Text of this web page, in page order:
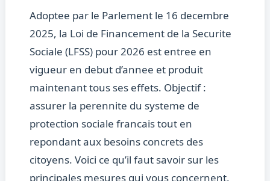
Adoptee par le Parlement le 16 decembre
2025, la Loi de Financement de la Securite
Sociale (LFSS) pour 2026 est entree en
vigueur en debut d’annee et produit
maintenant tous ses effets. Objectif :
assurer la perennite du systeme de
protection sociale francais tout en
repondant aux besoins concrets des
citoyens. Voici ce qu’il faut savoir sur les
principales mesures qui vous concernent.